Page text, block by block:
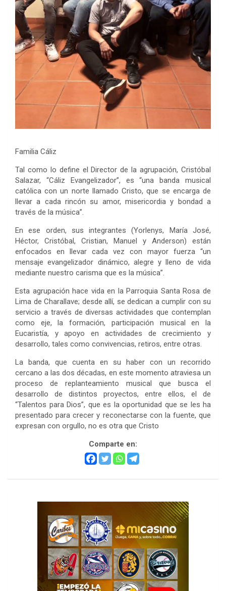
Familia Cáliz
Tal como lo define el Director de la agrupación, Cristóbal
Salazar, “Cáliz Evangelizador”, es “una banda musical
católica con un norte llamado Cristo, que se encarga de
llevar a cada rincón su amor, misericordia y bondad a
través de la música”.
En ese orden, sus integrantes (Yorlenys, María José,
Héctor, Cristóbal, Cristian, Manuel y Anderson) están
enfocados en llevar cada vez con mayor fuerza “un
mensaje evangelizador dinámico, alegre y lleno de vida
mediante nuestro carisma que es la música”.
Esta agrupación hace vida en la Parroquia Santa Rosa de
Lima de Charallave; desde allí, se dedican a cumplir con su
servicio a través de diversas actividades que contemplan
como eje, la formación, participación musical en la
Eucaristía, y apoyo en actividades de crecimiento y
desarrollo, tales como convivencias, retiros, entre otras.
La banda, que cuenta en su haber con un recorrido
cercano a las dos décadas, en este momento atraviesa un
proceso de replanteamiento musical que busca el
desarrollo de distintos proyectos, entre ellos, el de
“Talentos para Dios”, que es la oportunidad que se les ha
presentado para crecer y reconectarse con la fuente, que
expresan con orgullo, no es otra que Cristo
Comparte en: